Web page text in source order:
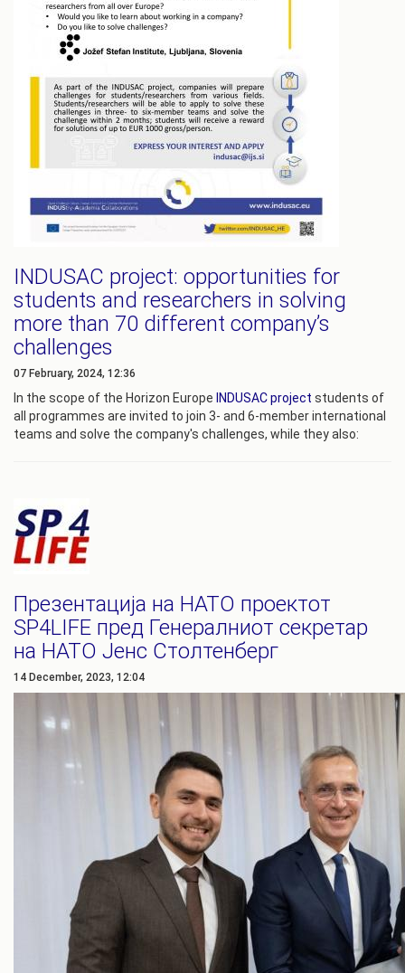
INDUSAC project: opportunities for
students and researchers in solving
more than 70 different company’s
challenges
07 February, 2024, 12:36
In the scope of the Horizon Europe INDUSAC project students of
all programmes are invited to join 3- and 6-member international
teams and solve the company's challenges, while they also:
Презентација на НАТО проектот
SP4LIFE пред Генералниот секретар
на НАТО Јенс Столтенберг
14 December, 2023, 12:04